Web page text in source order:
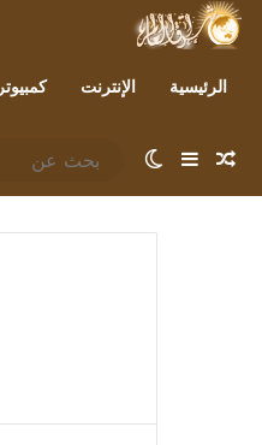
الرئيسية الإنترنت كمبيوتر
مقال عشوائي
إضافة عمود جانبي
الوضع المظلم